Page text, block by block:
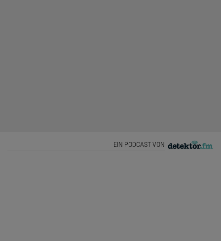
EIN PODCAST VON